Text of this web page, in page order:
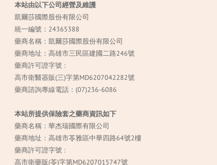
本站由以下公司經營及維護
凱爾莎國際股份有限公司
統一編號：24365388
藥商名稱：凱爾莎國際股份有限公司
藥商地址：高雄市三民區建國二路246號
藥商許可證字號 :
高市衛醫器販(三)字第MD6207042282號
藥商諮詢專線電話：(07)236-6086
本站所提供保險套之藥商資訊如下
藥商名稱：華杰瑞國際有限公司
藥商地址：高雄市苓雅區中華四路64號2樓
藥商許可證字號 :
高市衛藥販(苓)字第MD6207015747號